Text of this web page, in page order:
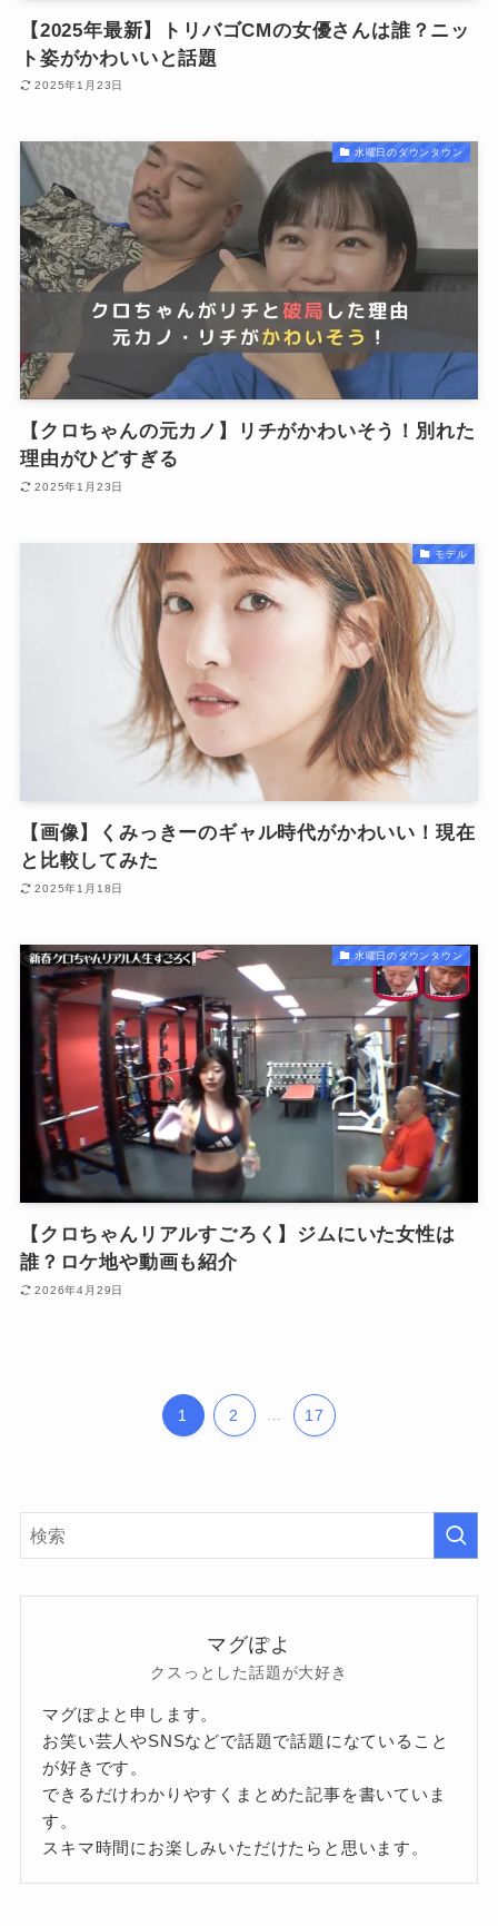
【2025年最新】トリバゴCMの女優さんは誰？ニッ
ト姿がかわいいと話題
2025年1月23日
水曜日のダウンタウン
【クロちゃんの元カノ】リチがかわいそう！別れた
理由がひどすぎる
2025年1月23日
モデル
【画像】くみっきーのギャル時代がかわいい！現在
と比較してみた
2025年1月18日
水曜日のダウンタウン
【クロちゃんリアルすごろく】ジムにいた女性は
誰？ロケ地や動画も紹介
2026年4月29日
1 2 17
マグぽよ
クスっとした話題が大好き
マグぽよと申します。
お笑い芸人やSNSなどで話題で話題になていること
が好きです。
できるだけわかりやすくまとめた記事を書いていま
す。
スキマ時間にお楽しみいただけたらと思います。